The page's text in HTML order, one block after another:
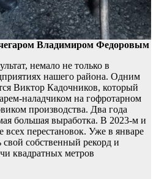
Владимиром Федоровым
немало не только в
нашего района. Одним
Виктор Кадочников, который
наладчиком на гофротарном
производства. Два года
большая выработка. В 2023-м и
всех перестановок. Уже в январе
свой собственный рекорд и
квадратных метров